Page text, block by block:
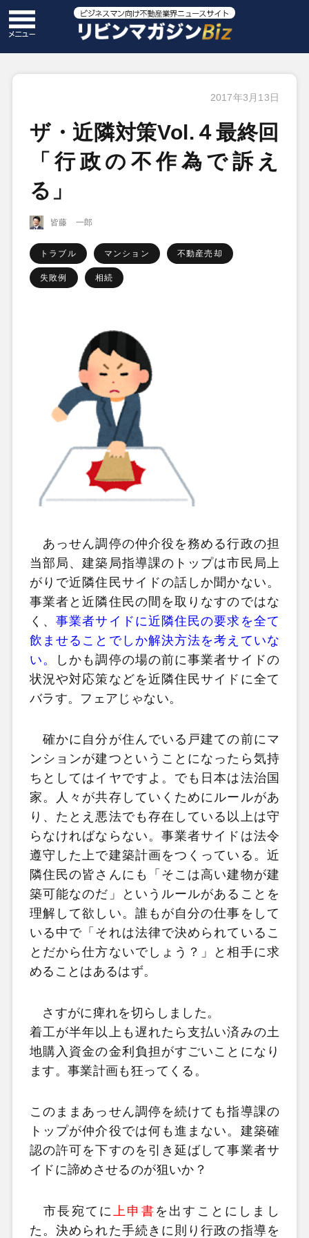
2017年3月13日
ザ・近隣対策Vol.４最終回
「行政の不作為で訴え
る」
皆藤 一郎
トラブル マンション 不動産売却
失敗例 相続
あっせん調停の仲介役を務める行政の担
当部局、建築局指導課のトップは市民局上
がりで近隣住民サイドの話しか聞かない。
事業者と近隣住民の間を取りなすのではな
く、事業者サイドに近隣住民の要求を全て
飲ませることでしか解決方法を考えていな
い。
しかも調停の場の前に事業者サイドの
状況や対応策などを近隣住民サイドに全て
バラす。フェアじゃない。
確かに自分が住んでいる戸建ての前にマ
ンションが建つということになったら気持
ちとしてはイヤですよ。でも日本は法治国
家。人々が共存していくためにルールがあ
り、たとえ悪法でも存在している以上は守
らなければならない。事業者サイドは法令
遵守した上で建築計画をつくっている。近
隣住民の皆さんにも「そこは高い建物が建
築可能なのだ」というルールがあることを
理解して欲しい。誰もが自分の仕事をして
いる中で「それは法律で決められているこ
とだから仕方ないでしょう？」と相手に求
めることはあるはず。
さすがに痺れを切らしました。
着工が半年以上も遅れたら支払い済みの土
地購入資金の金利負担がすごいことになり
ます。事業計画も狂ってくる。
このままあっせん調停を続けても指導課の
トップが仲介役では何も進まない。建築確
認の許可を下すのを引き延ばして事業者サ
イドに諦めさせるのが狙いか？
市長宛てに 上申書 を出すことにしまし
た。決められた手続きに則り行政の指導を